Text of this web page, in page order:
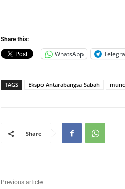
Share this:
WhatsApp
TAGS Ekspo Antarabangsa Sabah
Share
Previous article